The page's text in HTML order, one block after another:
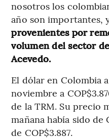
nosotros los
año son importantes,
provenientes por
volumen del sector
Acevedo.
El dólar en Colombia
noviembre a
de la TRM. Su precio
mañana había sido de
de COP$3.887.